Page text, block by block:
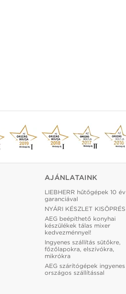
AJÁNLATAINK
LIEBHERR hűtőgépek 10 év
garanciával
NYÁRI KÉSZLET KISÖPRÉS
AEG beépíthető konyhai
készülékek tálas mixer
kedvezménnyel!
Ingyenes szállítás sütőkre,
főzőlapokra, elszívókra,
mikrókra
AEG szárítógépek ingyenes
országos szállítással